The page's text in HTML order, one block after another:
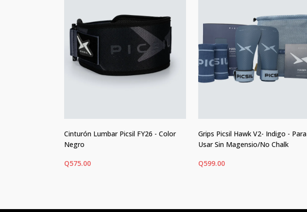
Cinturón Lumbar Picsil FY26 - Color
Negro
Q575.00
Grips Picsil Hawk V2- Indigo - Para
Usar Sin Magensio/No Chalk
Q599.00